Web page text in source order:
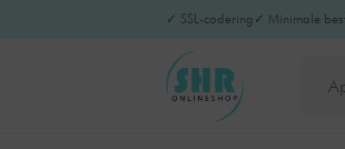
✓ SSL-codering ✓ Minimale